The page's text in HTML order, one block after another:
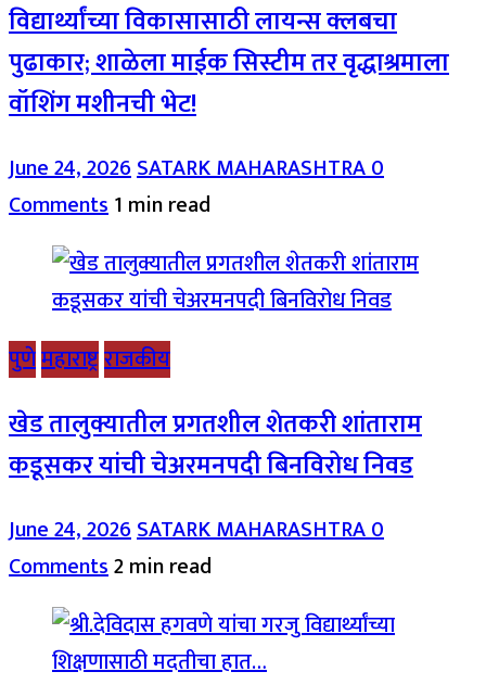
विद्यार्थ्यांच्या विकासासाठी लायन्स क्लबचा
पुढाकार; शाळेला माईक सिस्टीम तर वृद्धाश्रमाला
वॉशिंग मशीनची भेट!
June 24, 2026SATARK MAHARASHTRA0
Comments1 min read
पुणेमहाराष्ट्रराजकीय
खेड तालुक्यातील प्रगतशील शेतकरी शांताराम
कडूसकर यांची चेअरमनपदी बिनविरोध निवड
June 24, 2026SATARK MAHARASHTRA0
Comments2 min read